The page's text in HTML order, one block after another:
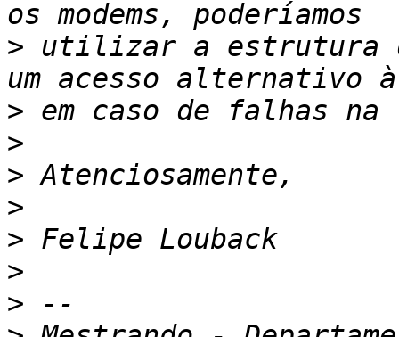
> utilizar a estrutura
>
>
>
>
>
>
>